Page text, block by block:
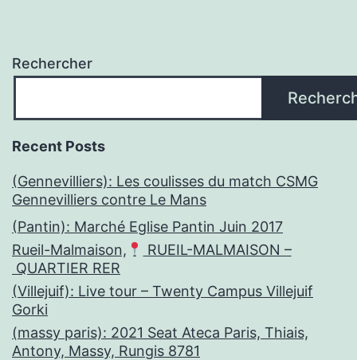
Rechercher
Recent Posts
(Gennevilliers): Les coulisses du match CSMG
Gennevilliers contre Le Mans
(Pantin): Marché Eglise Pantin Juin 2017
Rueil-Malmaison,
RUEIL-MALMAISON –
QUARTIER RER
(Villejuif): Live tour – Twenty Campus Villejuif
Gorki
(massy paris): 2021 Seat Ateca Paris, Thiais,
Antony, Massy, Rungis 8781